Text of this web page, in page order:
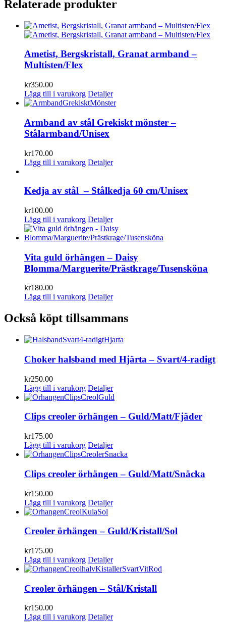
Relaterade produkter
Ametist, Bergskristall, Granat armband –
Multisten/Flex
kr350.00
Lägg till i varukorg Detaljer
Armband av stål Grekiskt mönster –
Stålarmband/Unisex
kr170.00
Lägg till i varukorg Detaljer
Kedja av stål – Stålkedja 60 cm/Unisex
kr100.00
Lägg till i varukorg Detaljer
Vita guld örhängen – Daisy
Blomma/Marguerite/Prästkrage/Tusensköna
kr180.00
Lägg till i varukorg Detaljer
Också köpt tillsammans
Choker halsband med Hjärta – Svart/4-radigt
kr250.00
Lägg till i varukorg Detaljer
Clips creoler örhängen – Guld/Matt/Fjäder
kr175.00
Lägg till i varukorg Detaljer
Clips creoler örhängen – Guld/Matt/Snäcka
kr150.00
Lägg till i varukorg Detaljer
Creoler örhängen – Guld/Kristall/Sol
kr175.00
Lägg till i varukorg Detaljer
Creoler örhängen – Stål/Kristall
kr150.00
Lägg till i varukorg Detaljer